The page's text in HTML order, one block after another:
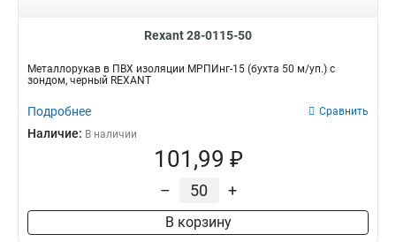
Rexant 28-0115-50
Металлорукав в ПВХ изоляции МРПИнг-15 (бухта 50 м/уп.) с
зондом, черный REXANT
Подробнее Сравнить
Наличие: В наличии
101,99 ₽
– +
В корзину